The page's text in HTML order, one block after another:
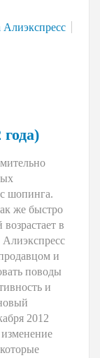
шопинга.
же быстро
в
Алиэкспресс
и
поводы
и
2012